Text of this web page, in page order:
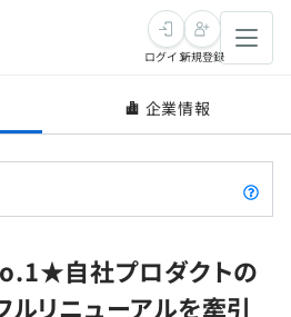
ログイン新規登録
企業情報
自社プロダクトの
リニューアルを牽引